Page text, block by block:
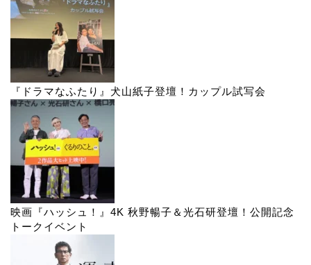
『ドラマなふたり』犬山紙子登壇！カップル試写会
映画『ハッシュ！』4K 秋野暢子＆光石研登壇！公開記念
トークイベント